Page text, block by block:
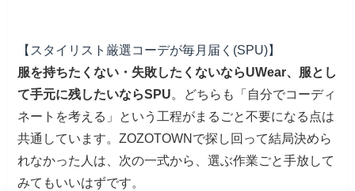
【スタイリスト厳選コーデが毎月届く(SPU)】
服を持ちたくない・失敗したくないならUWear、服とし
て手元に残したいならSPU。どちらも「自分でコーディ
ネートを考える」という工程がまるごと不要になる点は
共通しています。ZOZOTOWNで探し回って結局決めら
れなかった人は、次の一式から、選ぶ作業ごと手放して
みてもいいはずです。